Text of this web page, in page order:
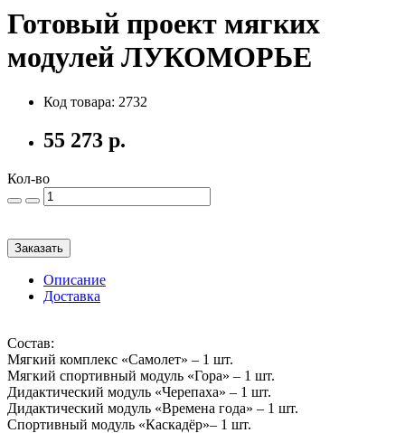
Готовый проект мягких
модулей ЛУКОМОРЬЕ
Код товара: 2732
55 273 р.
Кол-во
Заказать
Описание
Доставка
Состав:
Мягкий комплекс «Самолет» – 1 шт.
Мягкий спортивный модуль «Гора» – 1 шт.
Дидактический модуль «Черепаха» – 1 шт.
Дидактический модуль «Времена года» – 1 шт.
Спортивный модуль «Каскадёр»– 1 шт.